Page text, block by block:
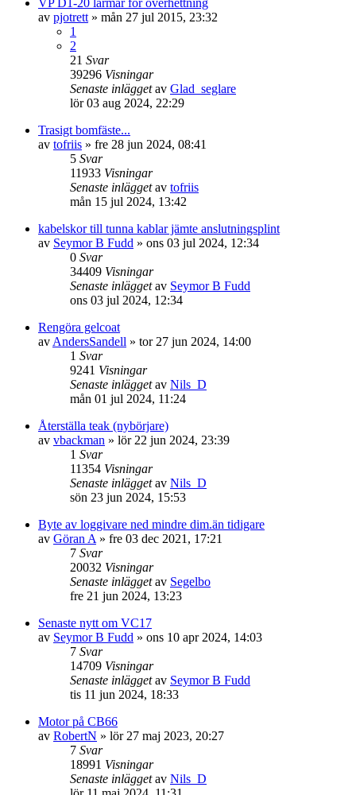
av pjotrett » mån 27 jul 2015, 23:32
1
2
21 Svar
39296 Visningar
Senaste inläggetav Glad_seglare
lör 03 aug 2024, 22:29
Trasigt bomfäste...
av tofriis » fre 28 jun 2024, 08:41
5 Svar
11933 Visningar
Senaste inläggetav tofriis
mån 15 jul 2024, 13:42
kabelskor till tunna kablar jämte anslutningsplint
av Seymor B Fudd » ons 03 jul 2024, 12:34
0 Svar
34409 Visningar
Senaste inläggetav Seymor B Fudd
ons 03 jul 2024, 12:34
Rengöra gelcoat
av AndersSandell » tor 27 jun 2024, 14:00
1 Svar
9241 Visningar
Senaste inläggetav Nils_D
mån 01 jul 2024, 11:24
Återställa teak (nybörjare)
av vbackman » lör 22 jun 2024, 23:39
1 Svar
11354 Visningar
Senaste inläggetav Nils_D
sön 23 jun 2024, 15:53
Byte av loggivare ned mindre dim.än tidigare
av Göran A » fre 03 dec 2021, 17:21
7 Svar
20032 Visningar
Senaste inläggetav Segelbo
fre 21 jun 2024, 13:23
Senaste nytt om VC17
av Seymor B Fudd » ons 10 apr 2024, 14:03
7 Svar
14709 Visningar
Senaste inläggetav Seymor B Fudd
tis 11 jun 2024, 18:33
Motor på CB66
av RobertN » lör 27 maj 2023, 20:27
7 Svar
18991 Visningar
Senaste inläggetav Nils_D